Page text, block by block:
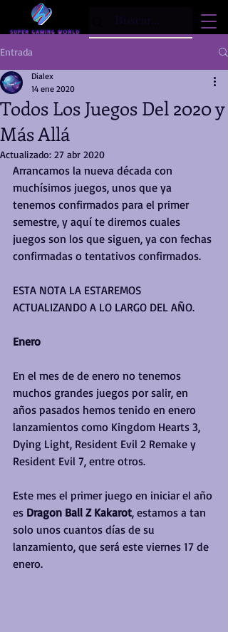
Entrada
Todos Los Juegos Del 2020 y
Más Allá
Dialex
14 ene 2020
Actualizado: 27 abr 2020
Arrancamos la nueva década con
muchísimos juegos, unos que ya
tenemos confirmados para el primer
semestre, y aquí te diremos cuales
juegos son los que siguen, ya con fechas
confirmadas o tentativos confirmados.
ESTA NOTA LA ESTAREMOS
ACTUALIZANDO A LO LARGO DEL AÑO.
Enero
En el mes de de enero no tenemos
muchos grandes juegos por salir, en
años pasados hemos tenido en enero
lanzamientos como Kingdom Hearts 3,
Dying Light, Resident Evil 2 Remake y
Resident Evil 7, entre otros.
Este mes el primer juego en iniciar el año
es Dragon Ball Z Kakarot, estamos a tan
solo unos cuantos días de su
lanzamiento, que será este viernes 17 de
enero.